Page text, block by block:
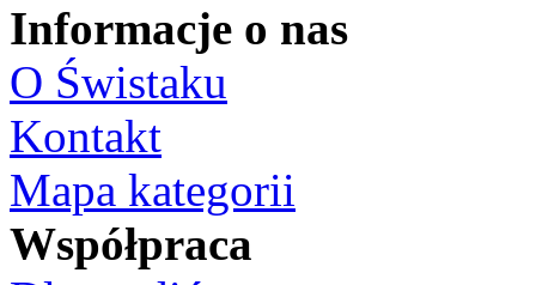
Informacje o nas
O Świstaku
Kontakt
Mapa kategorii
Współpraca